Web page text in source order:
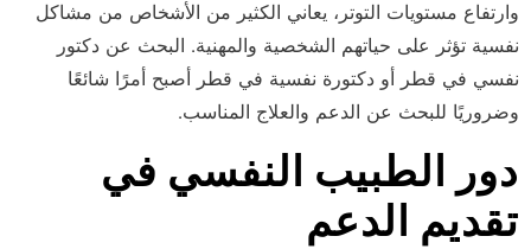
وارتفاع مستويات التوتر، يعاني الكثير من الأشخاص من مشاكل
نفسية تؤثر على حياتهم الشخصية والمهنية. البحث عن دكتور
نفسي في قطر أو دكتورة نفسية في قطر أصبح أمرًا شائعًا
وضروريًا للبحث عن الدعم والعلاج المناسب.
دور الطبيب النفسي في
تقديم الدعم